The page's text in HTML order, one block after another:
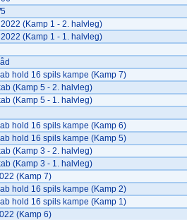
(Kamp 1 - 2. halvleg)
(Kamp 1 - 1. halvleg)
hold 16 spils kampe (Kamp 7)
(Kamp 5 - 2. halvleg)
(Kamp 5 - 1. halvleg)
hold 16 spils kampe (Kamp 6)
hold 16 spils kampe (Kamp 5)
(Kamp 3 - 2. halvleg)
(Kamp 3 - 1. halvleg)
(Kamp 7)
hold 16 spils kampe (Kamp 2)
hold 16 spils kampe (Kamp 1)
(Kamp 6)